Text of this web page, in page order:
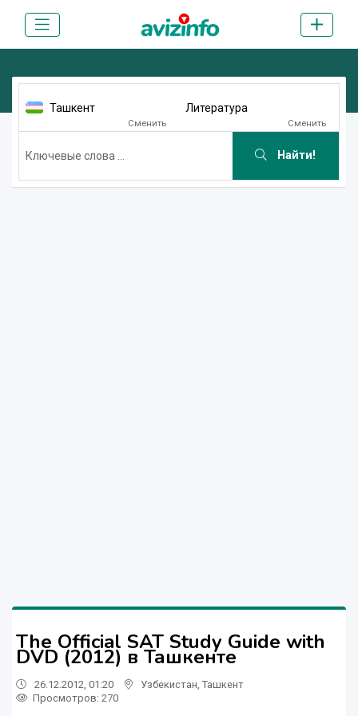
Ташкент
Сменить
Литература
Сменить
Найти!
The Official SAT Study Guide with
DVD (2012) в Ташкенте
26.12.2012, 01:20 Узбекистан Ташкент
Просмотров: 270